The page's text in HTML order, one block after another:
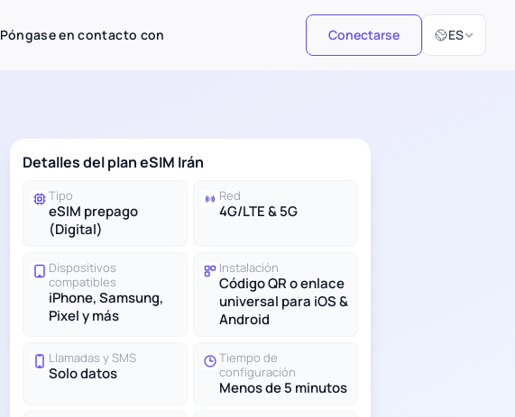
Póngase en contacto con Conectarse ES
Seleccionar
Detalles del plan eSIM Irán
Tipo
eSIM prepago
(Digital)
Red
4G/LTE & 5G
Dispositivos
compatibles
iPhone, Samsung,
Pixel y más
Instalación
Código QR o enlace
universal para iOS &
Android
Llamadas y SMS
Solo datos
Tiempo de
configuración
Menos de 5 minutos